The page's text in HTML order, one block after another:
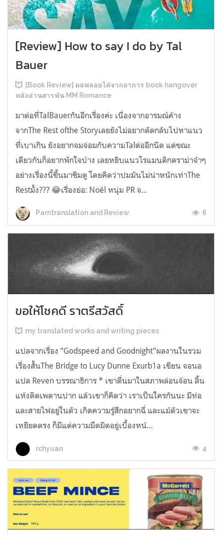
[Review] How to say I do by Tal
Bauer
[Book Review] ผลพลอยได้จากอาการ book hangover
หลังอ่านสารพัน MM Romance
มาต่อที่TalBauerกันอีกเรื่องค่ะ เนื่องจากอารมณ์ค้าง
จากThe Rest ofthe Storyเลยยังไม่อยากตัดกลับไปหาแนว
ที่เบาเกิน ยังอยากจมจ่อมกับความTalต่ออีกนิด แต่ขณะ
เดียวกันก็อยากพักใจบ้าง เลยหยิบแนวโรแมนติกดราม่าจ๋าๆ
อย่างเรื่องนี้ขึ้นมาชิมดู โดยคิดว่าปมมันไม่น่าหนักเท่าThe
Restมั้ง??? 😂เรื่องย่อ: Noël หนุ่ม PR จ...
Parntranslation and Review 6
ขอให้โชคดี ราตรีสวัสดิ์
my translated works and writing pieces
แปลจากเรื่อง “Godspeed and Goodnight”ผลงานในรวม
เรื่องสั้นThe Bridge to Lucy Dunne Exurb1a เขียน จอนอ
แปล Reven บรรณาธิการ * เขาตื่นมาในสภาพล่อนจ้อน ลิ้น
แห้งติดเพดานปาก แล้วเขาก็คิดว่า เราเป็นใครกันนะ มีท่อ
และสายไฟอยู่ในตัว เกิดความรู้สึกอยากฉี่ และแม้ตัวเขาจะ
เหยียดตรง ก็มีแต่ความมืดมิดอยู่เบื้องหน้...
rchyuan 4